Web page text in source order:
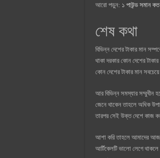
আরো পড়ুন: ১ পাউন্ড সমান
শেষ কথা
বিভিন্ন দেশের টাকার মান
থাকা দরকার কোন দেশের
কোন দেশের টাকার মান
আর বিভিন্ন সমস্যার
জেনে থাকেন তাহলে অধিক
তারপর সেই উক্ত দেশে কাজ
আশা করি তাহলে আমাদের
আর্টিকেলটি ভালো লেগে